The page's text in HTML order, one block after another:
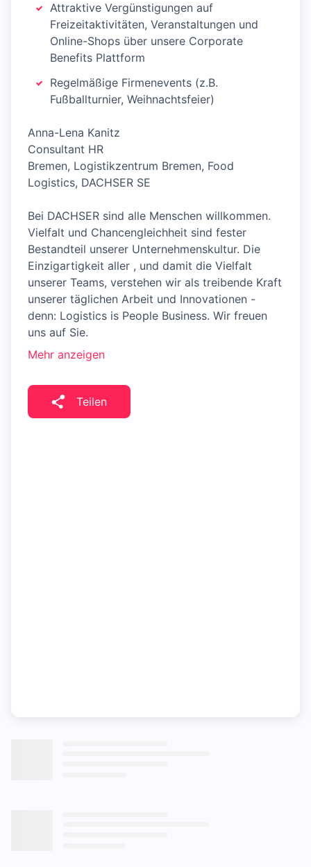
Attraktive Vergünstigungen auf
Freizeitaktivitäten, Veranstaltungen und
Online-Shops über unsere Corporate
Benefits Plattform
Regelmäßige Firmenevents (z.B.
Fußballturnier, Weihnachtsfeier)
Anna-Lena Kanitz
Consultant HR
Bremen, Logistikzentrum Bremen, Food
Logistics, DACHSER SE
Bei DACHSER sind alle Menschen willkommen.
Vielfalt und Chancengleichheit sind fester
Bestandteil unserer Unternehmenskultur. Die
Einzigartigkeit aller , und damit die Vielfalt
unserer Teams, verstehen wir als treibende Kraft
unserer täglichen Arbeit und Innovationen -
denn: Logistics is People Business. Wir freuen
uns auf Sie.
Mehr anzeigen
Teilen